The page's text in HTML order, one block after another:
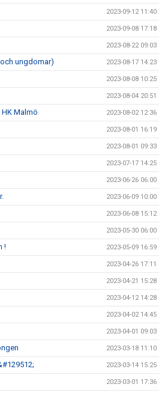
2023-09-12 11:40
2023-09-08 17:18
2023-08-22 09:03
ungdomar) 2023-08-17 14:23
2023-08-08 10:25
2023-08-04 20:51
Malmö 2023-08-02 12:36
2023-08-01 16:19
2023-08-01 09:33
2023-07-17 14:25
2023-06-26 06:00
2023-06-09 10:00
2023-06-08 15:12
2023-05-30 06:00
! 2023-05-09 16:59
2023-04-26 17:11
2023-04-21 15:28
2023-04-12 14:28
2023-04-02 14:45
2023-04-01 09:03
2023-03-18 11:10
2023-03-14 15:25
2023-03-01 17:36